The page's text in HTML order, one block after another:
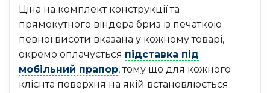
Ціна на комплект конструкції та
прямокутного віндера бриз із печаткою
певної висоти вказана у кожному товарі,
окремо оплачується підставка під
мобільний прапор, тому що для кожного
клієнта поверхня на якій встановлюється